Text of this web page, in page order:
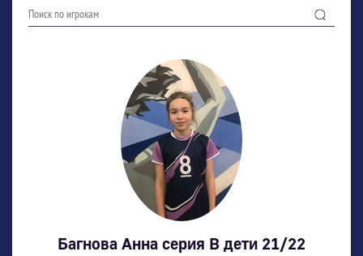
Багнова Анна серия В дети 21/22